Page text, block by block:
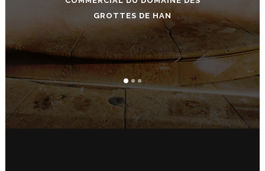
GROTTES DE HAN
- CÉCILE HUREAUX // AGENCE DE
DÉVELOPPEMENT TOURISTIQUE DES
ARDENNES